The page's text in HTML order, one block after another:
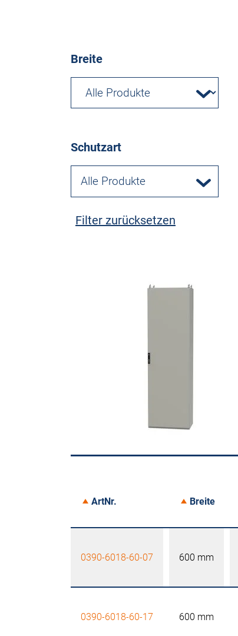
Breite
Schutzart
Alle Produkte
Filter zurücksetzen
ArtNr. Breite
0390-6018-60-07 600 mm
0390-6018-60-17 600 mm